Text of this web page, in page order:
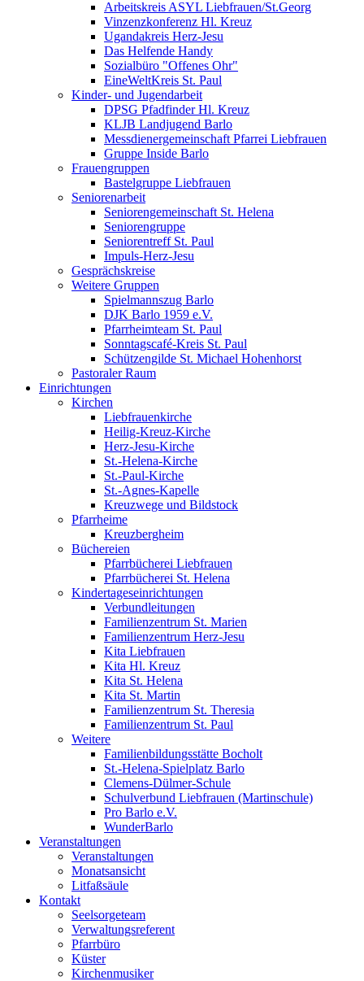
Arbeitskreis ASYL Liebfrauen/St.Georg
Vinzenzkonferenz Hl. Kreuz
Ugandakreis Herz-Jesu
Das Helfende Handy
Sozialbüro "Offenes Ohr"
EineWeltKreis St. Paul
Kinder- und Jugendarbeit
DPSG Pfadfinder Hl. Kreuz
KLJB Landjugend Barlo
Messdienergemeinschaft Pfarrei Liebfrauen
Gruppe Inside Barlo
Frauengruppen
Bastelgruppe Liebfrauen
Seniorenarbeit
Seniorengemeinschaft St. Helena
Seniorengruppe
Seniorentreff St. Paul
Impuls-Herz-Jesu
Gesprächskreise
Weitere Gruppen
Spielmannszug Barlo
DJK Barlo 1959 e.V.
Pfarrheimteam St. Paul
Sonntagscafé-Kreis St. Paul
Schützengilde St. Michael Hohenhorst
Pastoraler Raum
Einrichtungen
Kirchen
Liebfrauenkirche
Heilig-Kreuz-Kirche
Herz-Jesu-Kirche
St.-Helena-Kirche
St.-Paul-Kirche
St.-Agnes-Kapelle
Kreuzwege und Bildstock
Pfarrheime
Kreuzbergheim
Büchereien
Pfarrbücherei Liebfrauen
Pfarrbücherei St. Helena
Kindertageseinrichtungen
Verbundleitungen
Familienzentrum St. Marien
Familienzentrum Herz-Jesu
Kita Liebfrauen
Kita Hl. Kreuz
Kita St. Helena
Kita St. Martin
Familienzentrum St. Theresia
Familienzentrum St. Paul
Weitere
Familienbildungsstätte Bocholt
St.-Helena-Spielplatz Barlo
Clemens-Dülmer-Schule
Schulverbund Liebfrauen (Martinschule)
Pro Barlo e.V.
WunderBarlo
Veranstaltungen
Veranstaltungen
Monatsansicht
Litfaßsäule
Kontakt
Seelsorgeteam
Verwaltungsreferent
Pfarrbüro
Küster
Kirchenmusiker